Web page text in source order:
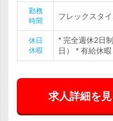
勤務
時間
フレックスタ
休日
休暇
* 完全週休2日
日） * 有給休
求人詳細を見